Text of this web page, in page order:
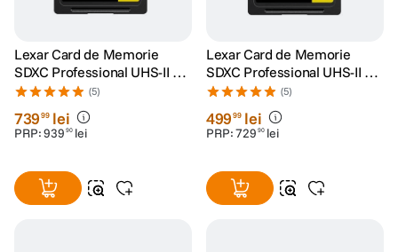
. godox
Lexar Card de Memorie
SDXC Professional UHS-II BL
1800x 256GB V60 Gold
(5)
73999 lei
PRP:939 90 lei
Lexar Card de Memorie
SDXC Professional UHS-II BL
1800x 128GB V60 Gold
(5)
49999 lei
PRP:729 90 lei